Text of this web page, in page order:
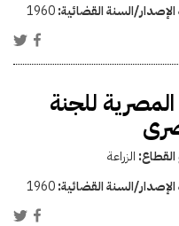
السنة القضائية:1960
للجنة
الزراعة
السنة القضائية:1960